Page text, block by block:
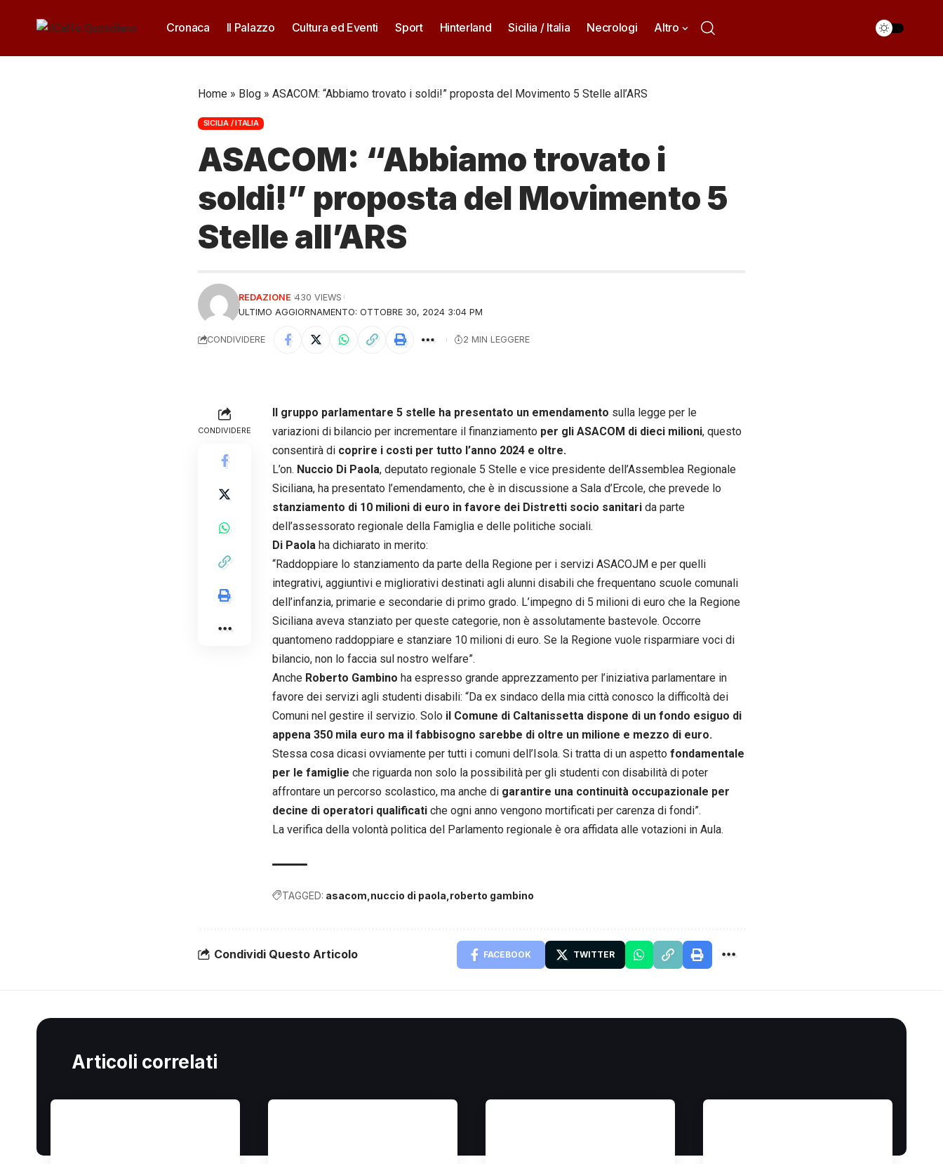
Cronaca Il Palazzo Cultura ed Eventi Sport Hinterland Sicilia / Italia Necrologi Altro
Home » Blog » ASACOM: “Abbiamo trovato i soldi!” proposta del Movimento 5 Stelle all’ARS
SICILIA / ITALIA
ASACOM: “Abbiamo trovato i
soldi!” proposta del Movimento 5
Stelle all’ARS
ULTIMO AGGIORNAMENTO: OTTOBRE 30, 2024 3:04 PM
REDAZIONE 430 VIEWS
CONDIVIDERE 2 MIN LEGGERE
CONDIVIDERE
Il gruppo parlamentare 5 stelle ha presentato un emendamento sulla legge per le
variazioni di bilancio per incrementare il finanziamento per gli ASACOM di dieci milioni, questo
consentirà di coprire i costi per tutto l’anno 2024 e oltre.
L’on. Nuccio Di Paola, deputato regionale 5 Stelle e vice presidente dell’Assemblea Regionale
Siciliana, ha presentato l’emendamento, che è in discussione a Sala d’Ercole, che prevede lo
stanziamento di 10 milioni di euro in favore dei Distretti socio sanitari da parte
dell’assessorato regionale della Famiglia e delle politiche sociali.
Di Paola ha dichiarato in merito:
“Raddoppiare lo stanziamento da parte della Regione per i servizi ASACOJM e per quelli
integrativi, aggiuntivi e migliorativi destinati agli alunni disabili che frequentano scuole comunali
dell’infanzia, primarie e secondarie di primo grado. L’impegno di 5 milioni di euro che la Regione
Siciliana aveva stanziato per queste categorie, non è assolutamente bastevole. Occorre
quantomeno raddoppiare e stanziare 10 milioni di euro. Se la Regione vuole risparmiare voci di
bilancio, non lo faccia sul nostro welfare”.
Anche Roberto Gambino ha espresso grande apprezzamento per l’iniziativa parlamentare in
favore dei servizi agli studenti disabili: “Da ex sindaco della mia città conosco la difficoltà dei
Comuni nel gestire il servizio. Solo il Comune di Caltanissetta dispone di un fondo esiguo di
appena 350 mila euro ma il fabbisogno sarebbe di oltre un milione e mezzo di euro.
Stessa cosa dicasi ovviamente per tutti i comuni dell’Isola. Si tratta di un aspetto fondamentale
per le famiglie che riguarda non solo la possibilità per gli studenti con disabilità di poter
affrontare un percorso scolastico, ma anche di garantire una continuità occupazionale per
decine di operatori qualificati che ogni anno vengono mortificati per carenza di fondi”.
La verifica della volontà politica del Parlamento regionale è ora affidata alle votazioni in Aula.
TAGGED: asacom nuccio di paola roberto gambino
Condividi Questo Articolo FACEBOOK TWITTER
Articoli correlati